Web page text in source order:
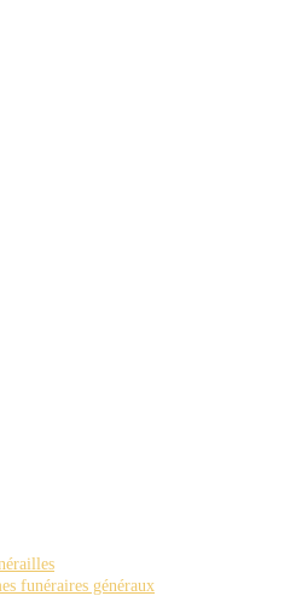
funéraires généraux